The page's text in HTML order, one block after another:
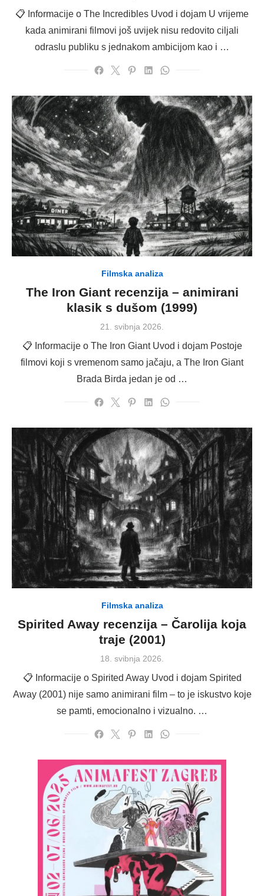
📋 Informacije o The Incredibles Uvod i dojam U vrijeme
kada animirani filmovi još uvijek nisu redovito ciljali
odraslu publiku s jednakom ambicijom kao i …
Filmska analiza
The Iron Giant recenzija – animirani
klasik s dušom (1999)
Posted
21. svibnja 2026.
📋 Informacije o The Iron Giant Uvod i dojam Postoje
filmovi koji s vremenom samo jačaju, a The Iron Giant
Bradа Birda jedan je od …
Filmska analiza
Spirited Away recenzija – Čarolija koja
traje (2001)
Posted
18. svibnja 2026.
📋 Informacije o Spirited Away Uvod i dojam Spirited
Away (2001) nije samo animirani film – to je iskustvo koje
se pamti, emocionalno i vizualno. …